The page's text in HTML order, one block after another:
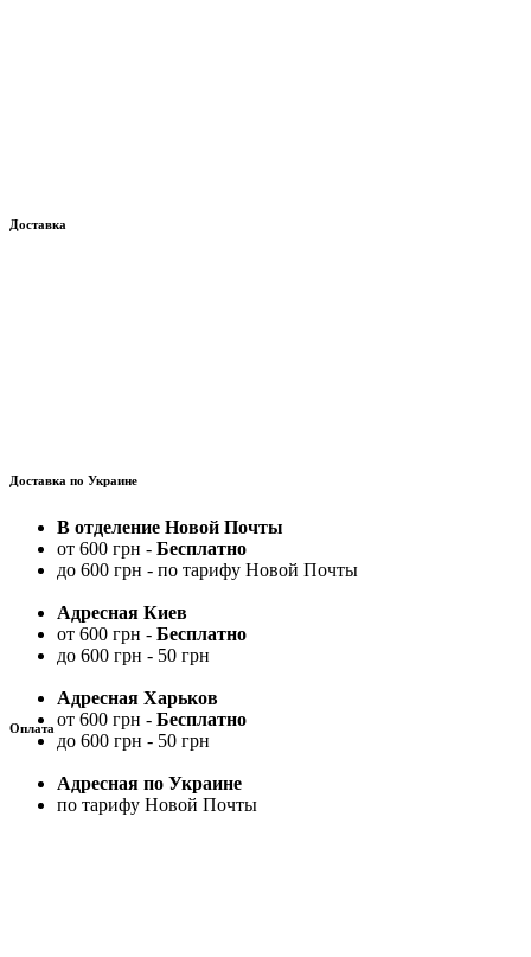
Доставка
Доставка по Украине
В отделение Новой Почты
от 600 грн - Бесплатно
до 600 грн - по тарифу Новой Почты
Адресная Киев
от 600 грн - Бесплатно
до 600 грн - 50 грн
Адресная Харьков
от 600 грн - Бесплатно
до 600 грн - 50 грн
Адресная по Украине
по тарифу Новой Почты
Оплата